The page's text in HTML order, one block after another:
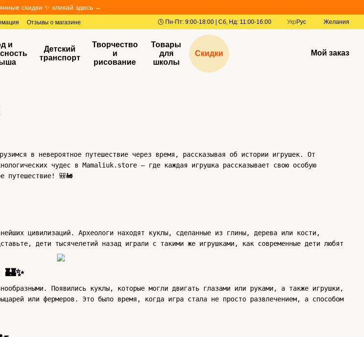
скидки ✨ кликай здесь ←
Отзывы о магазине Укр Рус Желания
и
Детский
транспорт
Творчество
и
рисование
Товары
для
школы
Скидки Мой заказ
в невероятное путешествие через время, рассказывая об истории игрушек. От
чудес в Mamaliuk.store – где каждая игрушка рассказывает свою особую
путешествие! 🎒🚂
цивилизаций. Археологи находят куклы, сделанные из глины, дерева или кости,
дети тысячелетий назад играли с такими же игрушками, как современные дети любят
Появились куклы, которые могли двигать глазами или руками, а также игрушки,
или фермеров. Это было время, когда игра стала не просто развлечением, а способом